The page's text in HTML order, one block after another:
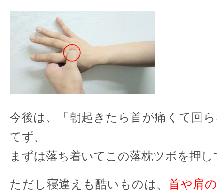
今後は、「朝起きたら首が痛くて回
てず、
まずは落ち着いてこの落枕ツボを押
ただし寝違えも酷いものは、 首や肩